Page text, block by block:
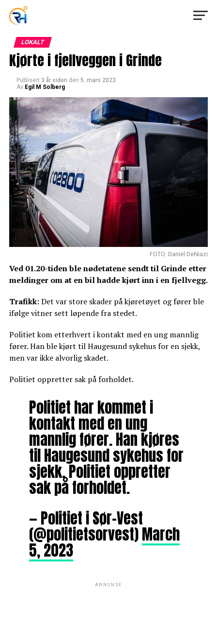
LOKALT
Kjørte i fjellveggen i Grinde
Publisert 3 år siden den 5. mars 2023
Av Egil M Solberg
FOTO: Daniel DeNiazi
Ved 01.20-tiden ble nødetatene sendt til Grinde etter
meldinger om at en bil hadde kjørt inn i en fjellvegg.
Trafikk:Det var store skader på kjøretøyet og fører ble
ifølge vitner sett løpende fra stedet.
Politiet kom etterhvert i kontakt med en ung mannlig
fører. Han ble kjørt til Haugesund sykehus for en sjekk,
men var ikke alvorlig skadet.
Politiet oppretter sak på forholdet.
Politiet har kommet i
kontakt med en ung
mannlig fører. Han kjøres
til Haugesund sykehus for
sjekk. Politiet oppretter
sak på forholdet.
— Politiet i Sør-Vest
(@politietsorvest)March
5, 2023
ANNONSE